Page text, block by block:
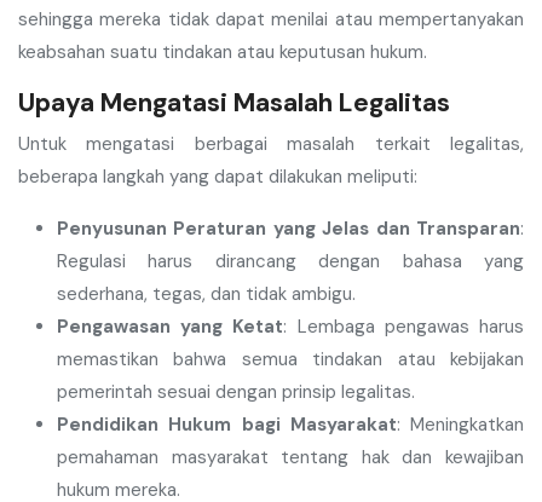
sehingga mereka tidak dapat menilai atau mempertanyakan
keabsahan suatu tindakan atau keputusan hukum.
Upaya Mengatasi Masalah Legalitas
Untuk mengatasi berbagai masalah terkait legalitas,
beberapa langkah yang dapat dilakukan meliputi:
Penyusunan Peraturan yang Jelas dan Transparan:
Regulasi harus dirancang dengan bahasa yang
sederhana, tegas, dan tidak ambigu.
Pengawasan yang Ketat: Lembaga pengawas harus
memastikan bahwa semua tindakan atau kebijakan
pemerintah sesuai dengan prinsip legalitas.
Pendidikan Hukum bagi Masyarakat: Meningkatkan
pemahaman masyarakat tentang hak dan kewajiban
hukum mereka.